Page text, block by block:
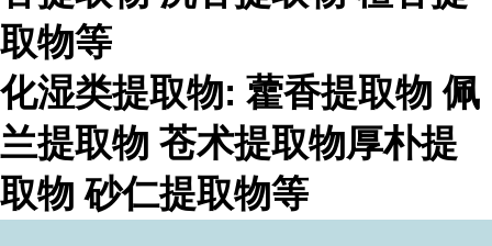
取物等
化湿类提取物: 藿香提取物 佩
兰提取物 苍术提取物厚朴提
取物 砂仁提取物等